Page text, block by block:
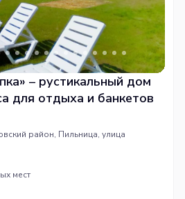
– рустикальный дом
для отдыха и банкетов
район, Пильница, улица
мест